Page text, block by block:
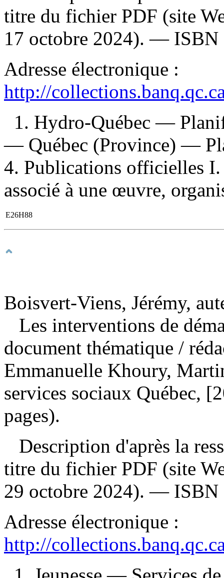
titre du fichier PDF (site
17 octobre 2024). — ISBN
Adresse électronique :
http://
1. Hydro-Québec —
— Québec (Province) —
4. Publications officielles
associé à une œuvre,
E26H88
Boisvert-Viens, Jérémy,
Les interventions de
document thématique /
Emmanuelle Khoury,
services sociaux Québec,
pages).
Description d'après la
titre du fichier PDF (site
29 octobre 2024). — ISBN
Adresse électronique :
http://